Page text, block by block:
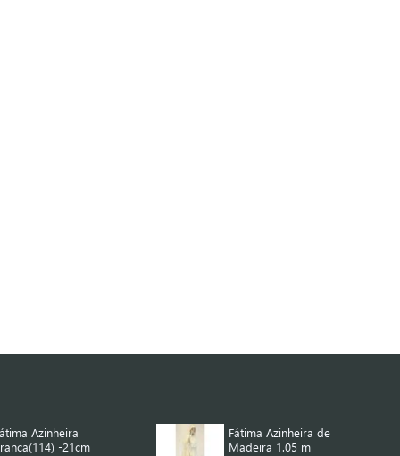
Azinheira
-21cm
Fátima Azinheira de
Madeira 1.05 m